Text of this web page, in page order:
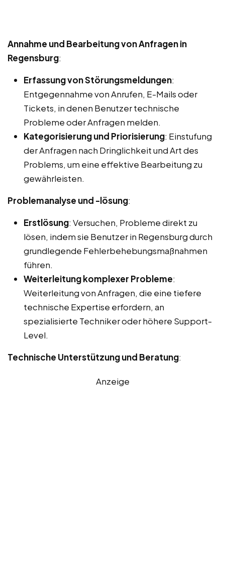
Annahme und Bearbeitung von Anfragen in
Regensburg:
Erfassung von Störungsmeldungen:
Entgegennahme von Anrufen, E-Mails oder
Tickets, in denen Benutzer technische
Probleme oder Anfragen melden.
Kategorisierung und Priorisierung: Einstufung
der Anfragen nach Dringlichkeit und Art des
Problems, um eine effektive Bearbeitung zu
gewährleisten.
Problemanalyse und -lösung:
Erstlösung: Versuchen, Probleme direkt zu
lösen, indem sie Benutzer in Regensburg durch
grundlegende Fehlerbehebungsmaßnahmen
führen.
Weiterleitung komplexer Probleme:
Weiterleitung von Anfragen, die eine tiefere
technische Expertise erfordern, an
spezialisierte Techniker oder höhere Support-
Level.
Technische Unterstützung und Beratung:
Anzeige